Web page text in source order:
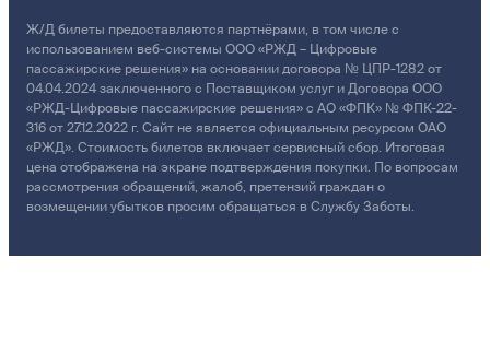
Ж/Д билеты предоставляются партнёрами, в том числе с
использованием веб-системы ООО «РЖД – Цифровые
пассажирские решения» на основании договора № ЦПР-1282 от
04.04.2024 заключенного с Поставщиком услуг и Договора ООО
«РЖД-Цифровые пассажирские решения» с АО «ФПК» № ФПК-22-
316 от 27.12.2022 г. Сайт не является официальным ресурсом ОАО
«РЖД». Стоимость билетов включает сервисный сбор. Итоговая
цена отображена на экране подтверждения покупки. По вопросам
рассмотрения обращений, жалоб, претензий граждан о
возмещении убытков просим обращаться в Службу Заботы.